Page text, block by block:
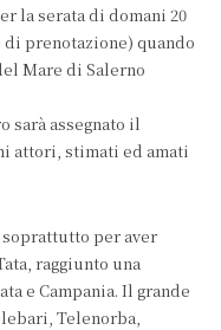
la serata di domani 20
prenotazione) quando
Mare di Salerno
sarà assegnato il
attori, stimati ed amati
per aver
raggiunto una
e Campania. Il grande
Telenorba,